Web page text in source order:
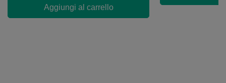
Aggiungi al carrello